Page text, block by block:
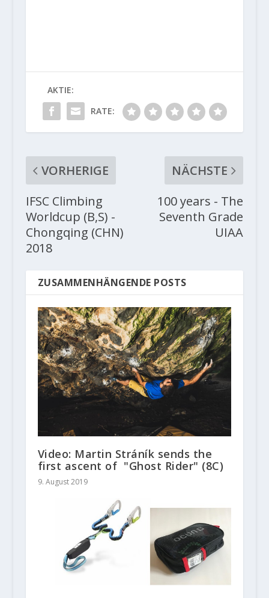
AKTIE:
RATE:
VORHERIGE
IFSC Climbing
Worldcup (B,S) -
Chongqing (CHN)
2018
NÄCHSTE
100 years - The
Seventh Grade
UIAA
ZUSAMMENHÄNGENDE POSTS
Video: Martin Stráník sends the
first ascent of "Ghost Rider" (8C)
9. August 2019